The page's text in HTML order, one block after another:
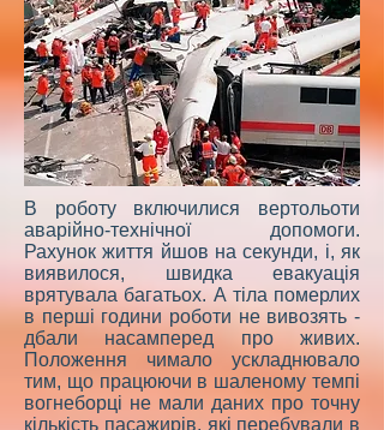
В роботу включилися вертольоти
аварійно-технічної допомоги.
Рахунок життя йшов на секунди, і, як
виявилося, швидка евакуація
врятувала багатьох. А тіла померлих
в перші години роботи не вивозять -
дбали насамперед про живих.
Положення чимало ускладнювало
тим, що працюючи в шаленому темпі
вогнеборці не мали даних про точну
кількість пасажирів, які перебували в